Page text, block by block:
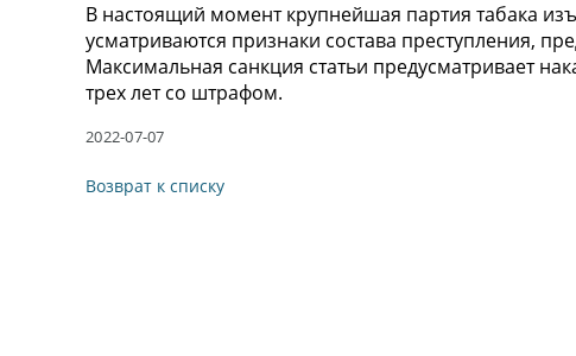
В настоящий момент крупнейшая партия табака
усматриваются признаки состава преступления,
Максимальная санкция статьи предусматривает
трех лет со штрафом.
2022-07-07
Возврат к списку